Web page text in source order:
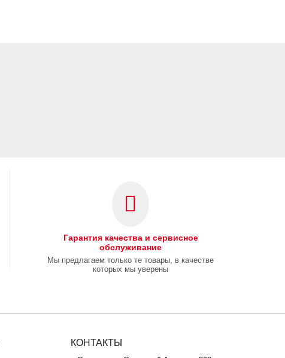
Гарантия качества и сервисное
обслуживание
Мы предлагаем только те товары, в качестве
которых мы уверены
КОНТАКТЫ